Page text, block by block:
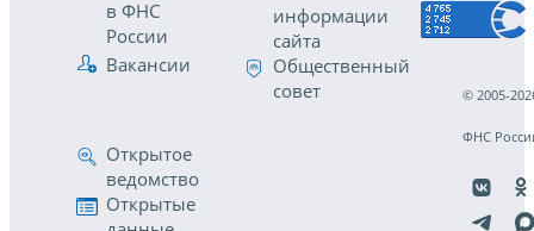
в ФНС
России
Вакансии
информации
сайта
Общественный
совет
Открытое
ведомство
Открытые
© 2005-
ФНС